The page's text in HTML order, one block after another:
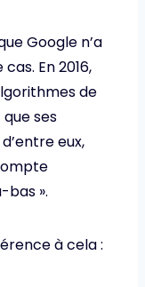
Google n’a
En 2016,
de
ses
eux,
bas ».
à cela :